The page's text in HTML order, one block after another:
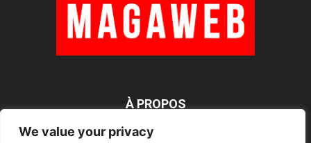
We value your privacy
À PROPOS